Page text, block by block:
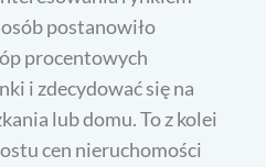
postanowiło
procentowych
i zdecydować się na
lub domu. To z kolei
cen nieruchomości